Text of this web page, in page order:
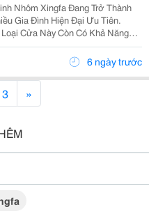
Nhôm Xingfa Đang Trở Thành
Gia Đình Hiện Đại Ưu Tiên.
Cửa Này Còn Có Khả Năng
Và Phù Hợp Với Nhiều Phong
Nhau. Tuy Nhiên, Để Chọn Được
6 ngày trước
3 »